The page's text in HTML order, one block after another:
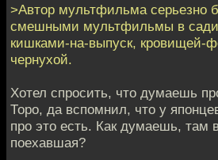
>Автор мультфильма серьезно
смешными мультфильмы в
кишками-на-выпуск, кровищей-
чернухой.
Хотел спросить, что думаешь
Торо, да вспомнил, что у
про это есть. Как думаешь, там
поехавшая?